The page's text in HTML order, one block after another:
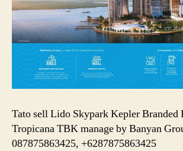
Tato sell Lido Skypark Kepler Branded
Tropicana TBK manage by Banyan
087875863425, +6287875863425